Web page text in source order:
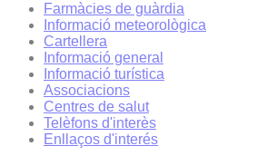
Farmàcies de guàrdia
Informació meteorològica
Cartellera
Informació general
Informació turística
Associacions
Centres de salut
Telèfons d'interès
Enllaços d'interés